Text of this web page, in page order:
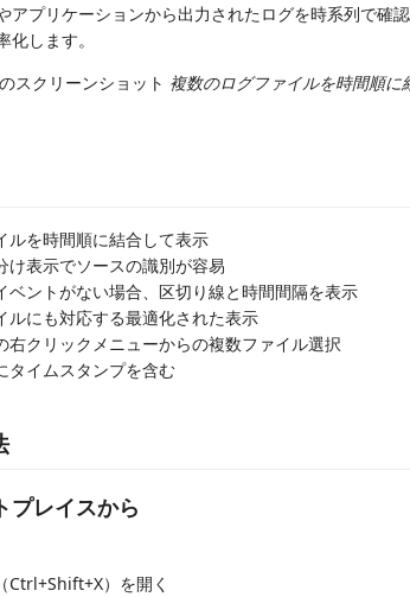
アプリケーションから出力されたログを時系列で確
します。
複数のログファイルを時間順
ルを時間順に結合して表示
け表示でソースの識別が容易
ベントがない場合、区切り線と時間間隔を表示
ルにも対応する最適化された表示
右クリックメニューからの複数ファイル選択
タイムスタンプを含む
プレイスから
Ctrl+Shift+X）を開く